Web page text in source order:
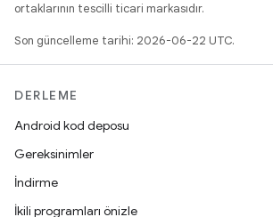
ortaklarının tescilli ticari markasıdır.
Son güncelleme tarihi: 2026-06-22 UTC.
DERLEME
Android kod deposu
Gereksinimler
İndirme
İkili programları önizle